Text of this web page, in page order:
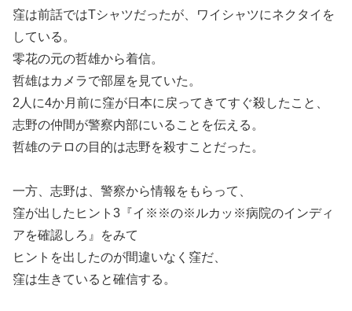
窪は前話ではTシャツだったが、ワイシャツにネクタイを
している。
零花の元の哲雄から着信。
哲雄はカメラで部屋を見ていた。
2人に4か月前に窪が日本に戻ってきてすぐ殺したこと、
志野の仲間が警察内部にいることを伝える。
哲雄のテロの目的は志野を殺すことだった。
一方、志野は、警察から情報をもらって、
窪が出したヒント3『イ※※の※ルカッ※病院のインディ
アを確認しろ』をみて
ヒントを出したのが間違いなく窪だ、
窪は生きていると確信する。